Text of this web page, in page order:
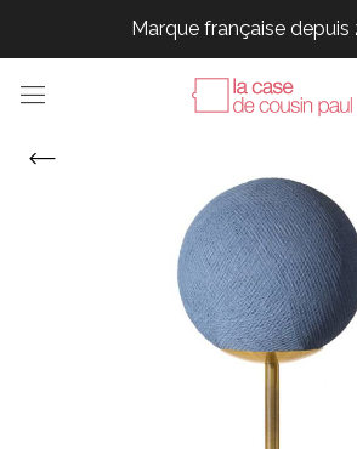
Marque française depuis
Marque française depuis
Marque française depuis